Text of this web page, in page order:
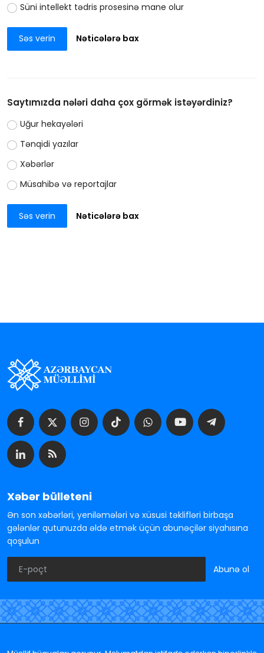
Süni intellekt tədris prosesinə mane olur
Səs verin Nəticələrə bax
Saytımızda nələri daha çox görmək istəyərdiniz?
Uğur hekayələri
Tənqidi yazılar
Xəbərlər
Müsahibə və reportajlar
Səs verin Nəticələrə bax
Xəbər bülleteni
Ən son xəbərləri, yeniləmələri və xüsusi təklifləri birbaşa
gələnlər qutunuzda əldə etmək üçün abunəçilər siyahısına
qoşulun
Abunə ol